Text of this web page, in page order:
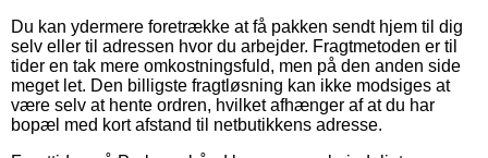
Du kan ydermere foretrække at få pakken sendt hjem til dig
selv eller til adressen hvor du arbejder. Fragtmetoden er til
tider en tak mere omkostningsfuld, men på den anden side
meget let. Den billigste fragtløsning kan ikke modsiges at
være selv at hente ordren, hvilket afhænger af at du har
bopæl med kort afstand til netbutikkens adresse.